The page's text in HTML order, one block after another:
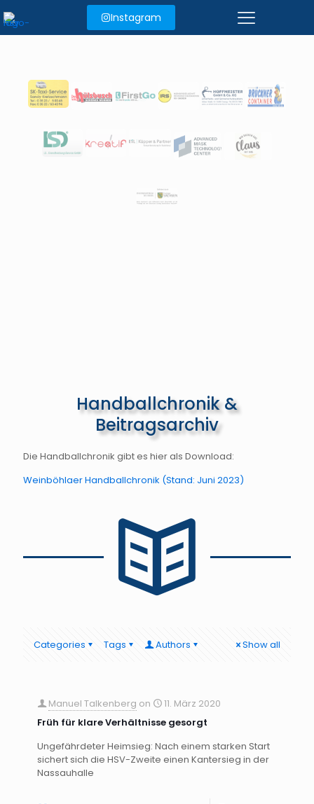
Instagram
Handballchronik &
Beitragsarchiv
Die Handballchronik gibt es hier als Download:
Weinböhlaer Handballchronik (Stand: Juni 2023)
Categories Tags Authors Show all
Manuel Talkenberg on
11. März 2020
Früh für klare Verhältnisse gesorgt
Ungefährdeter Heimsieg: Nach einem starken Start
sichert sich die HSV-Zweite einen Kantersieg in der
Nassauhalle